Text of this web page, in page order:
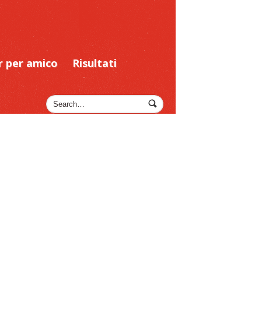
per amico
Risultati